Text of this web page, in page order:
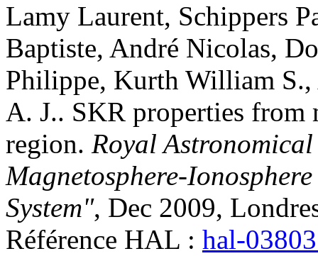
Lamy Laurent, Schippers
Baptiste, André Nicolas,
Philippe, Kurth William S.,
A. J.. SKR properties from
region. Royal
Magnetosphere-
System", Dec 2009,
Référence HAL : hal-